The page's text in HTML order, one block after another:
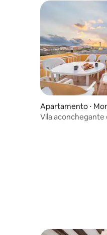
Apartamento ⋅
iza
Vila aconchegante